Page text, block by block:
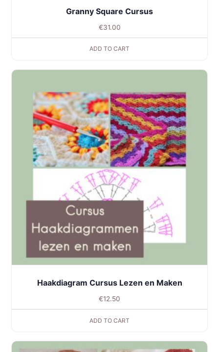
Granny Square Cursus
€31.00
ADD TO CART
Haakdiagram Cursus Lezen en Maken
€12.50
ADD TO CART